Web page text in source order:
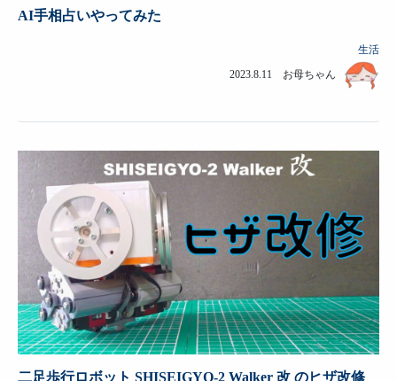
AI手相占いやってみた
生活
2023.8.11 お母ちゃん
二足歩行ロボット SHISEIGYO-2 Walker 改 のヒザ改修